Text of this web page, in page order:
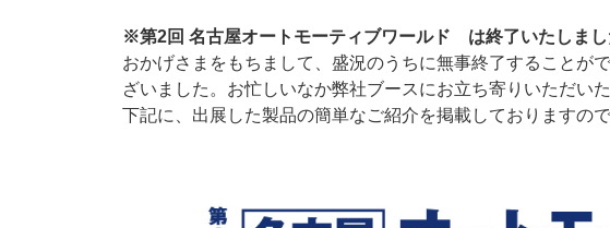
※第2回 名古屋オートモーティブワールド は終了いたしまし
おかげさまをもちまして、盛況のうちに無事終了することが
ざいました。お忙しいなか弊社ブースにお立ち寄りいただい
下記に、出展した製品の簡単なご紹介を掲載しておりますの